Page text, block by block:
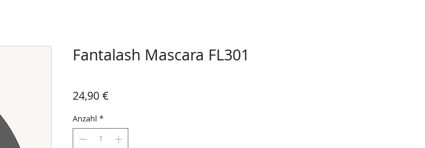
Fantalash Mascara FL301
24,90 €
Anzahl *